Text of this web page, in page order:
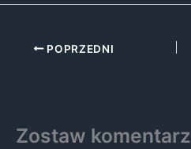
POPRZEDNI
Zostaw komentarz